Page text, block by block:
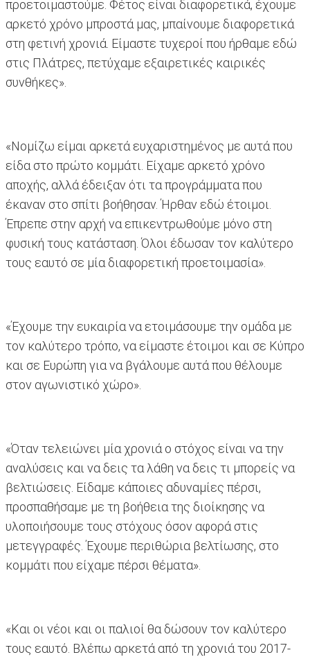
προετοιμαστούμε. Φέτος είναι διαφορετικά, έχουμε
αρκετό χρόνο μπροστά μας, μπαίνουμε διαφορετικά
στη φετινή χρονιά. Είμαστε τυχεροί που ήρθαμε εδώ
στις Πλάτρες, πετύχαμε εξαιρετικές καιρικές
συνθήκες».
«Νομίζω είμαι αρκετά ευχαριστημένος με αυτά που
είδα στο πρώτο κομμάτι. Είχαμε αρκετό χρόνο
αποχής, αλλά έδειξαν ότι τα προγράμματα που
έκαναν στο σπίτι βοήθησαν. Ήρθαν εδώ έτοιμοι.
Έπρεπε στην αρχή να επικεντρωθούμε μόνο στη
φυσική τους κατάσταση. Όλοι έδωσαν τον καλύτερο
τους εαυτό σε μία διαφορετική προετοιμασία».
«Έχουμε την ευκαιρία να ετοιμάσουμε την ομάδα με
τον καλύτερο τρόπο, να είμαστε έτοιμοι και σε Κύπρο
και σε Ευρώπη για να βγάλουμε αυτά που θέλουμε
στον αγωνιστικό χώρο».
«Όταν τελειώνει μία χρονιά ο στόχος είναι να την
αναλύσεις και να δεις τα λάθη να δεις τι μπορείς να
βελτιώσεις. Είδαμε κάποιες αδυναμίες πέρσι,
προσπαθήσαμε με τη βοήθεια της διοίκησης να
υλοποιήσουμε τους στόχους όσον αφορά στις
μετεγγραφές. Έχουμε περιθώρια βελτίωσης, στο
κομμάτι που είχαμε πέρσι θέματα».
«Και οι νέοι και οι παλιοί θα δώσουν τον καλύτερο
τους εαυτό. Βλέπω αρκετά από τη χρονιά του 2017-